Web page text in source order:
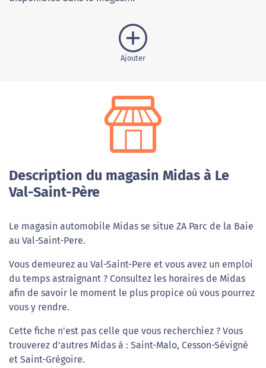
Ajouter
Description du magasin Midas à Le
Val-Saint-Père
Le magasin automobile Midas se situe ZA Parc de la Baie
au Val-Saint-Pere.
Vous demeurez au Val-Saint-Pere et vous avez un emploi
du temps astraignant ? Consultez les horaires de Midas
afin de savoir le moment le plus propice où vous pourrez
vous y rendre.
Cette fiche n'est pas celle que vous recherchiez ? Vous
trouverez d'autres Midas à : Saint-Malo, Cesson-Sévigné
et Saint-Grégoire.